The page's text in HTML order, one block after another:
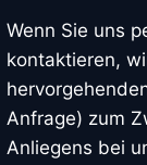
Wenn Sie uns
kontaktieren,
Anfrage) zum
Anliegens bei